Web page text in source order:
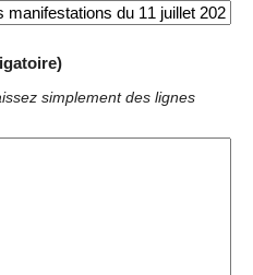
simplement des lignes